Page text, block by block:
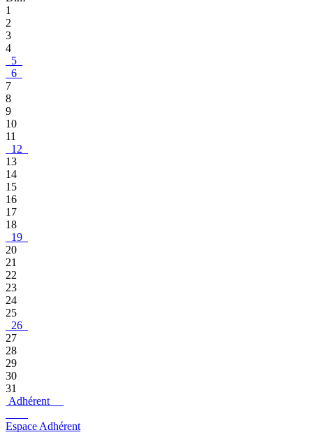
1
2
3
4
5
6
7
8
9
10
11
12
13
14
15
16
17
18
19
20
21
22
23
24
25
26
27
28
29
30
31
Adhérent
Espace Adhérent